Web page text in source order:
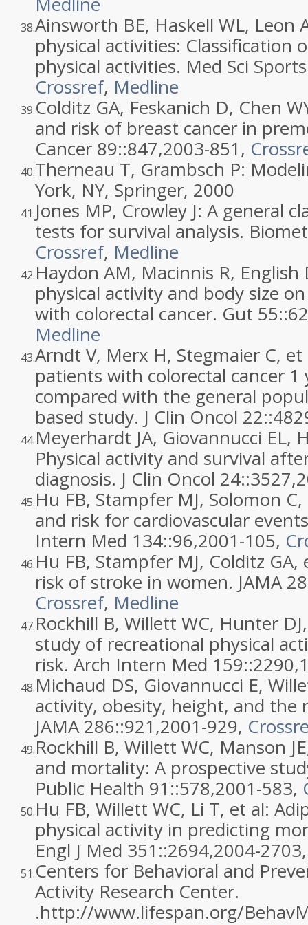
38.Ainsworth BE, Haskell WL, Leon
physical activities: Classification
physical activities. Med Sci
Crossref, Medline
39.Colditz GA, Feskanich D, Chen
and risk of breast cancer in
Cancer 89::847,2003-851,
40.Therneau T, Grambsch P:
York, NY, Springer, 2000
41.Jones MP, Crowley J: A general
tests for survival analysis.
Crossref, Medline
42.Haydon AM, Macinnis R,
physical activity and body size
with colorectal cancer. Gut 55::62
Medline
43.Arndt V, Merx H, Stegmaier C,
patients with colorectal cancer 1
compared with the general
based study. J Clin Oncol 22::
44.Meyerhardt JA, Giovannucci EL,
Physical activity and survival
diagnosis. J Clin Oncol 24::3527,
45.Hu FB, Stampfer MJ, Solomon
and risk for cardiovascular
Intern Med 134::96,2001-105,
46.Hu FB, Stampfer MJ, Colditz
risk of stroke in women. JAMA
Crossref, Medline
47.Rockhill B, Willett WC, Hunter
study of recreational physical
risk. Arch Intern Med 159::2290,
48.Michaud DS, Giovannucci E,
activity, obesity, height, and the
JAMA 286::921,2001-929,
49.Rockhill B, Willett WC, Manson
and mortality: A prospective
Public Health 91::578,2001-583,
50.Hu FB, Willett WC, Li T, et al:
physical activity in predicting
Engl J Med 351::2694,2004-
51.Centers for Behavioral and
Activity Research Center.
.http://www.lifespan.org/